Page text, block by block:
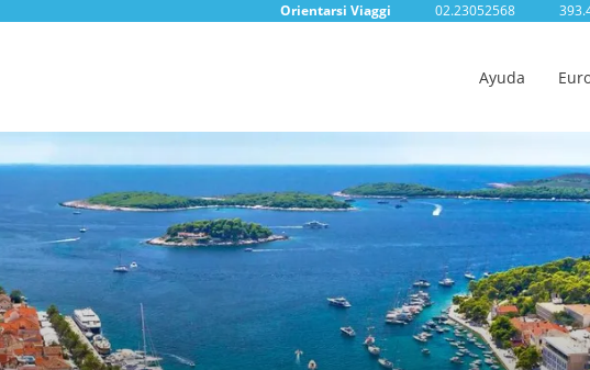
Orientarsi Viaggi 02.23052568
Ayuda